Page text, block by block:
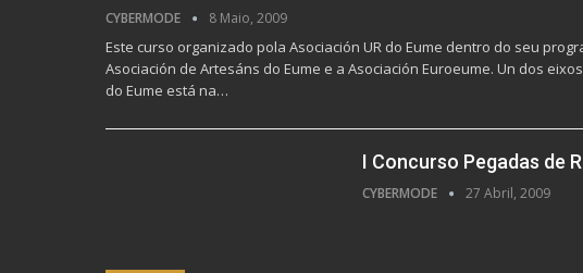
CYBERMODE 8 Maio, 2009
Este curso organizado pola Asociación UR do Eume dentro do seu
Asociación de Artesáns do Eume e a Asociación Euroeume. Un dos
do Eume está na…
I Concurso Pegadas de
CYBERMODE 27 Abril, 2009